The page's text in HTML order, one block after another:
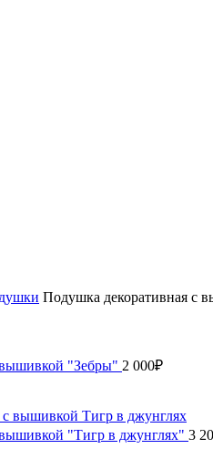
Подушка декоративная с
"Зебры" 2 000₽
"Тигр в джунглях" 3